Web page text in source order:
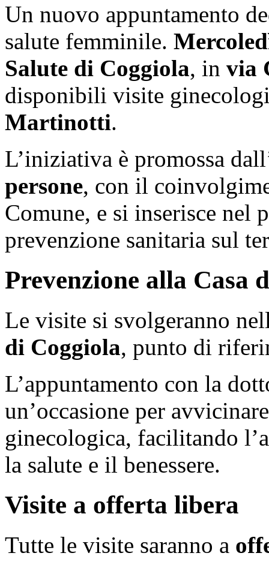
Un nuovo appuntamento
salute femminile.
Salute di Coggiola, in via
disponibili visite
Martinotti.
L’iniziativa è promossa
persone, con il
Comune, e si inserisce nel
prevenzione sanitaria sul
Prevenzione alla Casa
Le visite si svolgeranno
di Coggiola, punto di
L’appuntamento con la
un’occasione per
ginecologica, facilitando
la salute e il benessere.
Visite a offerta libera
Tutte le visite saranno a